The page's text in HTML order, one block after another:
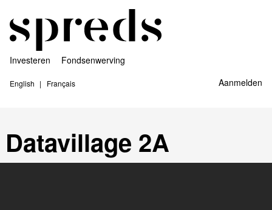
Investeren Fondsenwerving
English Français Aanmelden
Datavillage 2A